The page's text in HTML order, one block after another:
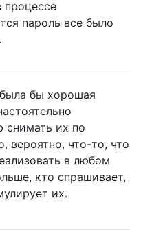
процессе
пароль все было
бы хорошая
снимать их по
вероятно, что-то, что
в любом
кто спрашивает,
их.